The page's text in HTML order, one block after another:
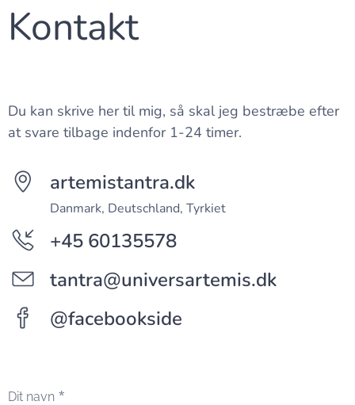
Kontakt
Du kan skrive her til mig, så skal jeg bestræbe efter
at svare tilbage indenfor 1-24 timer.
artemistantra.dk
Danmark, Deutschland, Tyrkiet
+45 60135578
tantra@universartemis.dk
@facebookside
Dit navn